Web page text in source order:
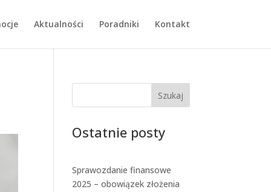
Aktualności Poradniki Kontakt
Szukaj
Ostatnie posty
Sprawozdanie finansowe
2025 – obowiązek złożenia